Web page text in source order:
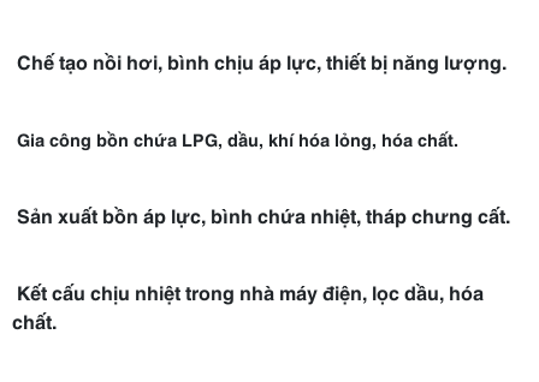
Chế tạo nồi hơi, bình chịu áp lực, thiết bị năng lượng.
Gia công bồn chứa LPG, dầu, khí hóa lỏng, hóa chất.
Sản xuất bồn áp lực, bình chứa nhiệt, tháp chưng cất.
Kết cấu chịu nhiệt trong nhà máy điện, lọc dầu, hóa
chất.